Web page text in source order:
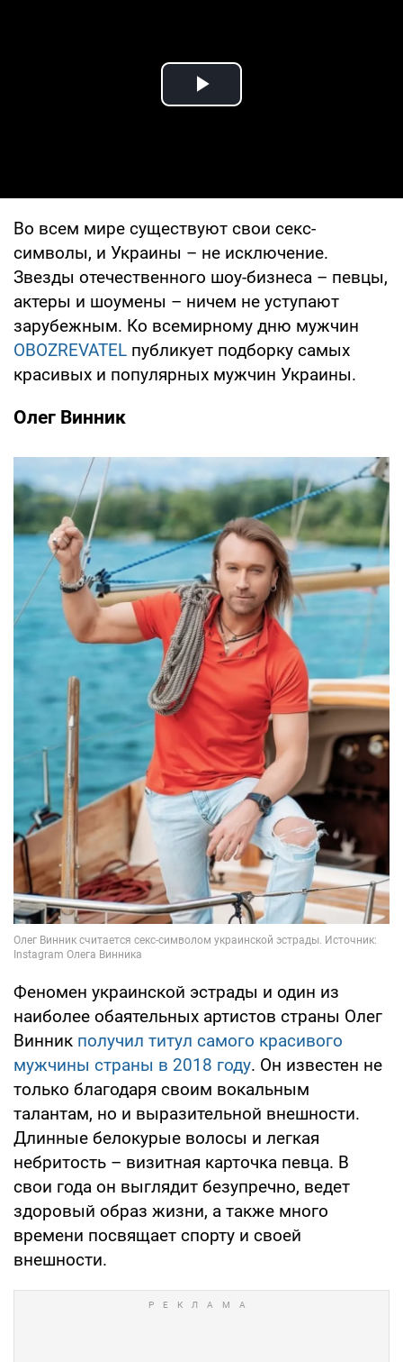
Play Video
Во всем мире существуют свои секс-
символы, и Украины – не исключение.
Звезды отечественного шоу-бизнеса – певцы,
актеры и шоумены – ничем не уступают
зарубежным. Ко всемирному дню мужчин
OBOZREVATEL публикует подборку самых
красивых и популярных мужчин Украины.
Олег Винник
Феномен украинской эстрады и один из
наиболее обаятельных артистов страны Олег
Винник получил титул самого красивого
мужчины страны в 2018 году. Он известен не
только благодаря своим вокальным
талантам, но и выразительной внешности.
Длинные белокурые волосы и легкая
небритость – визитная карточка певца. В
свои года он выглядит безупречно, ведет
здоровый образ жизни, а также много
времени посвящает спорту и своей
внешности.